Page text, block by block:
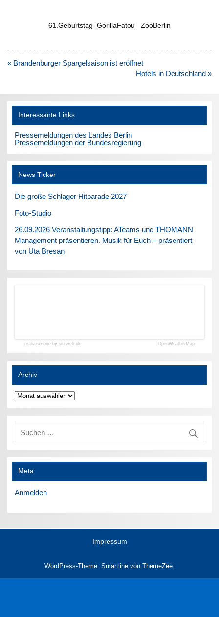
61.Geburtstag_GorillaFatou _ZooBerlin
Beitragsnavigation
« Brandenburger Spargelsaison ist eröffnet
Hotels in Deutschland »
Interessante Links
Pressemeldungen des Landes Berlin
Pressemeldungen der Bundesregierung
News Ticker
Die große Schlager Hitparade 2027
Foto-Studio
26.09.2026 Veranstaltungstipp: ATeams und THOMANN
Management präsentieren. Musik für Euch – präsentiert
von Uta Bresan
realizzazione by siti web ok OpenWeatherMap
Archiv
Archiv
Meta
Anmelden
Impressum
WordPress-Theme: Smartline von ThemeZee.